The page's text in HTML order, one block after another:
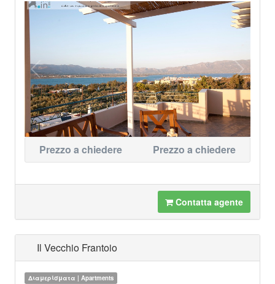
Prezzo a chiedere Prezzo a chiedere
Contatta agente
Il Vecchio Frantoio
Διαμερίσματα | Apartments